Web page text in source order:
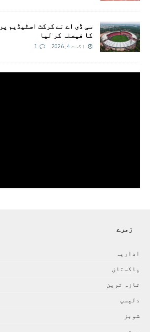
سی ڈی اے نے کرکٹ اسٹیڈیم
کا فیصلہ کر لیا
اگست 4, 2026 1
زمرے
اداريہ
پاکستان
تازہ ترين
دلچسپ
شوبز